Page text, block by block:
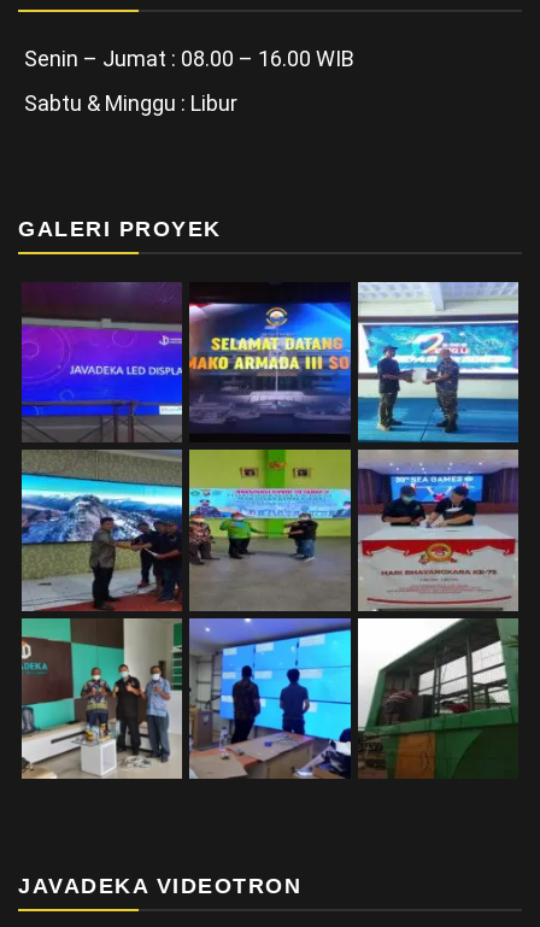
Senin – Jumat : 08.00 – 16.00 WIB
Sabtu & Minggu : Libur
GALERI PROYEK
JAVADEKA VIDEOTRON